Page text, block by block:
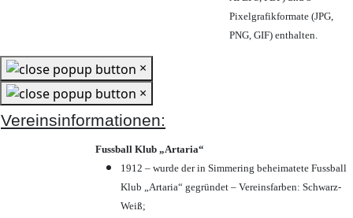
Pixelgrafikformate (JPG,
PNG, GIF) enthalten.
×
×
Vereinsinformationen:
Fussball Klub „Artaria“
1912 – wurde der in Simmering beheimatete Fussball
Klub „Artaria“ gegründet – Vereinsfarben: Schwarz-
Weiß;